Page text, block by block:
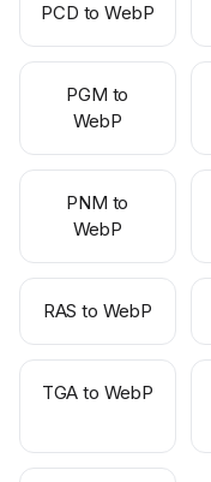
PCD to WebP
PGM to
WebP
PNM to
WebP
RAS to WebP
TGA to WebP